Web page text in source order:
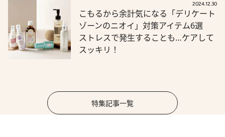
2024.12.30
こもるから余計気になる「デリケート
ゾーンのニオイ」対策アイテム6選
ストレスで発生することも…ケアして
スッキリ！
特集記事一覧